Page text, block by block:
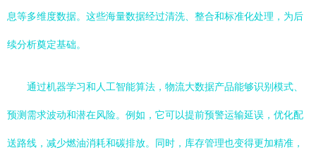
息等多维度数据。这些海量数据经过清洗、整合和标准化处理，为后
续分析奠定基础。
通过机器学习和人工智能算法，物流大数据产品能够识别模式、
预测需求波动和潜在风险。例如，它可以提前预警运输延误，优化配
送路线，减少燃油消耗和碳排放。同时，库存管理也变得更加精准，